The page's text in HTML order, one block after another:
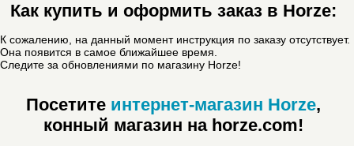
Как купить и оформить заказ в Horze:
К сожалению, на данный момент инструкция по заказу отсутствует.
Она появится в самое ближайшее время.
Следите за обновлениями по магазину Horze!
Посетите интернет-магазин Horze,
конный магазин на horze.com!